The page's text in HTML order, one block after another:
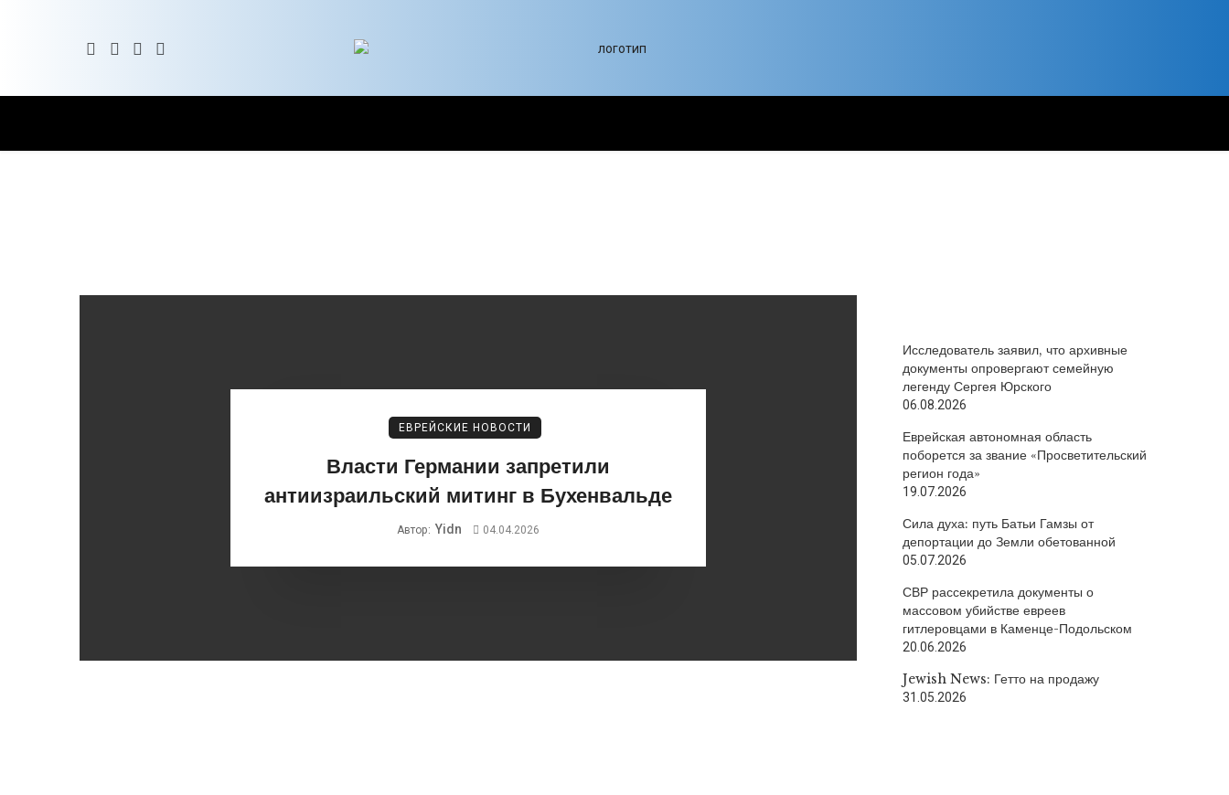
ЕВРЕЙСКИЕ НОВОСТИ
Власти Германии запретили
антиизраильский митинг в Бухенвальде
Автор: Yidn 04.04.2026
Исследователь заявил, что архивные
документы опровергают семейную
легенду Сергея Юрского
06.08.2026
Еврейская автономная область
поборется за звание «Просветительский
регион года»
19.07.2026
Сила духа: путь Батьи Гамзы от
депортации до Земли обетованной
05.07.2026
СВР рассекретила документы о
массовом убийстве евреев
гитлеровцами в Каменце-Подольском
20.06.2026
Jewish News: Гетто на продажу
31.05.2026